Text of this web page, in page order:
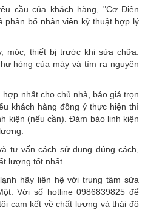
cầu của khách hàng, "Cơ Điện
phân bổ nhân viên kỹ thuật hợp lý
móc, thiết bị trước khi sửa chữa.
hỏng của máy và tìm ra nguyên
nhất cho chủ nhà, báo giá trọn
khách hàng đồng ý thực hiện thì
kiện (nếu cần). Đảm bảo linh kiện
tư vấn cách sử dụng đúng cách,
lượng tốt nhất.
hãy liên hệ với trung tâm sửa
Với số hotline 0986839825 để
cam kết về chất lượng và thái độ